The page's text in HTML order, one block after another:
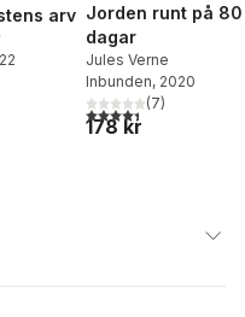
arv
Totalt antal röster:
Jorden runt på 80
dagar
Jules Verne
Inbunden, 2020
4,4utav 5 stjärnor.
(7)
178 kr